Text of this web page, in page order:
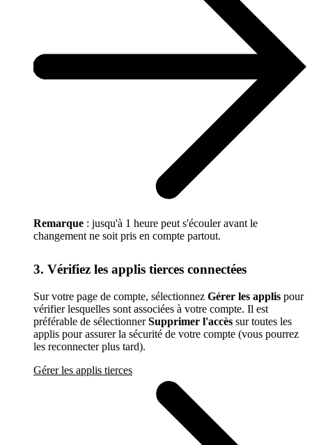
Remarque : jusqu'à 1 heure peut s'écouler avant le
changement ne soit pris en compte partout.
3. Vérifiez les applis tierces connectées
Sur votre page de compte, sélectionnez Gérer les applis pour
vérifier lesquelles sont associées à votre compte. Il est
préférable de sélectionnerSupprimer l'accès sur toutes les
applis pour assurer la sécurité de votre compte (vous pourrez
les reconnecter plus tard).
Gérer les applis tierces